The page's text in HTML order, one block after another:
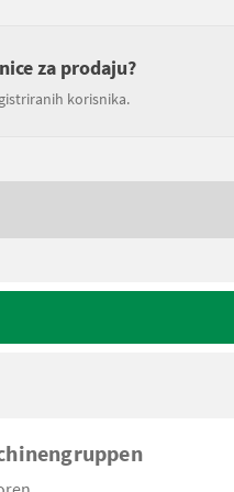
za prodaju?
korisnika.